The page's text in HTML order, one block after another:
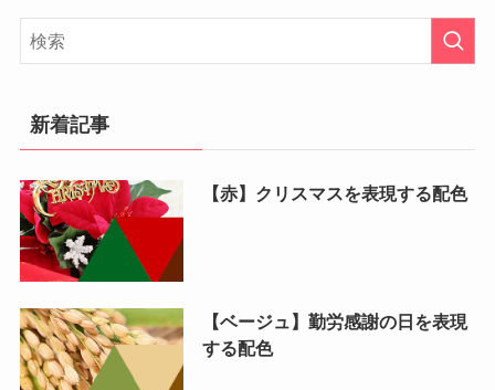
新着記事
【赤】クリスマスを表現する配色
【ベージュ】勤労感謝の日を表現
する配色